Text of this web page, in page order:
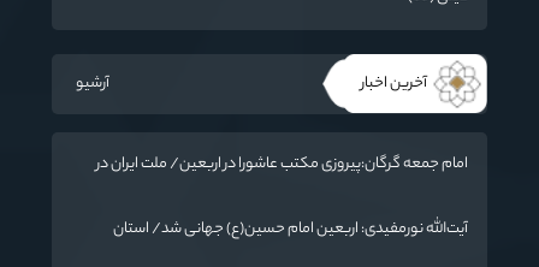
آخرین اخبار آرشیو
امام جمعه گرگان:پیروزی مکتب عاشورا در اربعین/ ملت ایران در
آیت‌الله نورمفیدی: اربعین امام حسین(ع) جهانی شد/ استان